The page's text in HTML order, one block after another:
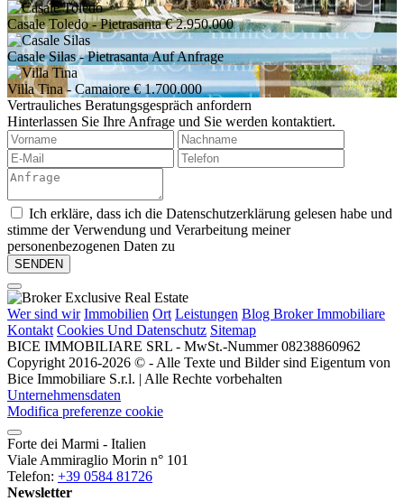
Casale Toledo- Pietrasanta € 2.950.000
Casale Silas- PietrasantaAuf Anfrage
Villa Tina- Camaiore € 1.700.000
Vertrauliches Beratungsgespräch anfordern
Hinterlassen Sie Ihre Anfrage und Sie werden kontaktiert.
Ich erkläre, dass ich die Datenschutzerklärung gelesen habe und
stimme der Verwendung und Verarbeitung meiner
personenbezogenen Daten zu
Wer sind wir Immobilien Ort Leistungen Blog Broker Immobiliare
Kontakt Cookies Und Datenschutz Sitemap
BICE IMMOBILIARE SRL - MwSt.-Nummer 08238860962
Copyright 2016-2026 © - Alle Texte und Bilder sind Eigentum von
Bice Immobiliare S.r.l. | Alle Rechte vorbehalten
Unternehmensdaten
Modifica preferenze cookie
Forte dei Marmi - Italien
Viale Ammiraglio Morin n° 101
Telefon: +39 0584 81726
Newsletter